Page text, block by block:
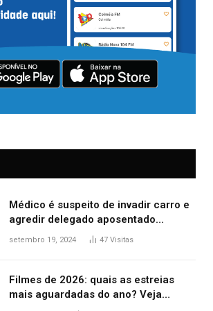
Médico é suspeito de invadir carro e
agredir delegado aposentado
durante confusão no trânsito
setembro 19, 2024 47 Visitas
Filmes de 2026: quais as estreias
mais aguardadas do ano? Veja